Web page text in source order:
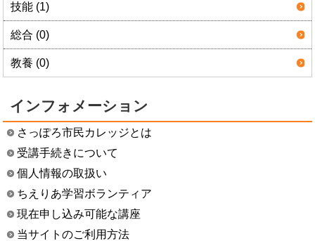
技能 (1)
総合 (0)
教養 (0)
インフォメーション
さっぽろ市民カレッジとは
受講手続きについて
個人情報の取扱い
ちえりあ学習ボランティア
現在申し込み可能な講座
当サイトのご利用方法